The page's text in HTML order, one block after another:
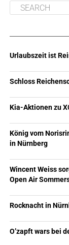
Urlaubszeit ist
Schloss
Kia-Aktionen zu
König vom
in Nürnberg
Wincent Weiss
Open Air
Rocknacht in
O’zapft wars bei